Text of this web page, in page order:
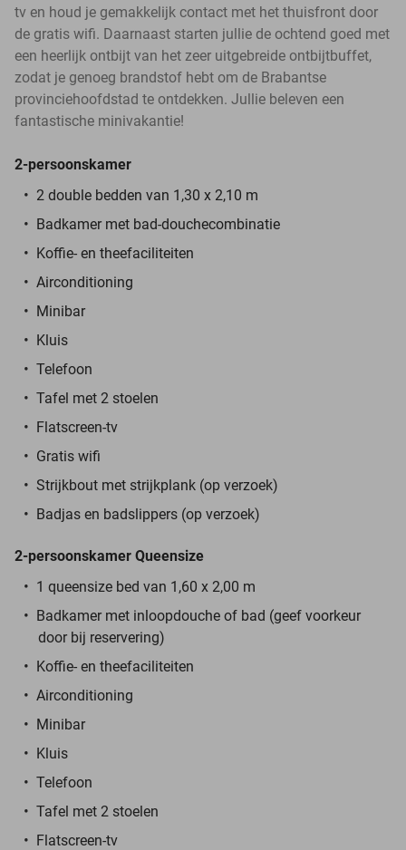
tv en houd je gemakkelijk contact met het thuisfront door
de gratis wifi. Daarnaast starten jullie de ochtend goed met
een heerlijk ontbijt van het zeer uitgebreide ontbijtbuffet,
zodat je genoeg brandstof hebt om de Brabantse
provinciehoofdstad te ontdekken. Jullie beleven een
fantastische minivakantie!
2-persoonskamer
2 double bedden van 1,30 x 2,10 m
Badkamer met bad-douchecombinatie
Koffie- en theefaciliteiten
Airconditioning
Minibar
Kluis
Telefoon
Tafel met 2 stoelen
Flatscreen-tv
Gratis wifi
Strijkbout met strijkplank (op verzoek)
Badjas en badslippers (op verzoek)
2-persoonskamer Queensize
1 queensize bed van 1,60 x 2,00 m
Badkamer met inloopdouche of bad (geef voorkeur
door bij reservering)
Koffie- en theefaciliteiten
Airconditioning
Minibar
Kluis
Telefoon
Tafel met 2 stoelen
Flatscreen-tv